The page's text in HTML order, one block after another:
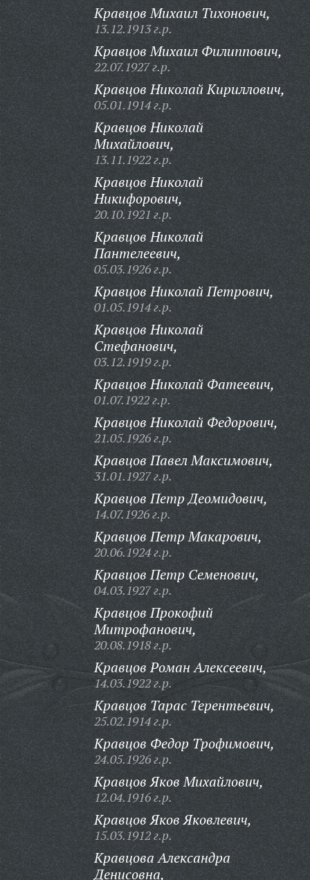
Кравцов Михаил Тихонович,
13.12.1913 г.р.
Кравцов Михаил Филиппович,
22.07.1927 г.р.
Кравцов Николай Кириллович,
05.01.1914 г.р.
Кравцов Николай
Михайлович,
13.11.1922 г.р.
Кравцов Николай
Никифорович,
20.10.1921 г.р.
Кравцов Николай
Пантелеевич,
05.03.1926 г.р.
Кравцов Николай Петрович,
01.05.1914 г.р.
Кравцов Николай
Стефанович,
03.12.1919 г.р.
Кравцов Николай Фатеевич,
01.07.1922 г.р.
Кравцов Николай Федорович,
21.05.1926 г.р.
Кравцов Павел Максимович,
31.01.1927 г.р.
Кравцов Петр Деомидович,
14.07.1926 г.р.
Кравцов Петр Макарович,
20.06.1924 г.р.
Кравцов Петр Семенович,
04.03.1927 г.р.
Кравцов Прокофий
Митрофанович,
20.08.1918 г.р.
Кравцов Роман Алексеевич,
14.03.1922 г.р.
Кравцов Тарас Терентьевич,
25.02.1914 г.р.
Кравцов Федор Трофимович,
24.05.1926 г.р.
Кравцов Яков Михайлович,
12.04.1916 г.р.
Кравцов Яков Яковлевич,
15.03.1912 г.р.
Кравцова Александра
Денисовна,